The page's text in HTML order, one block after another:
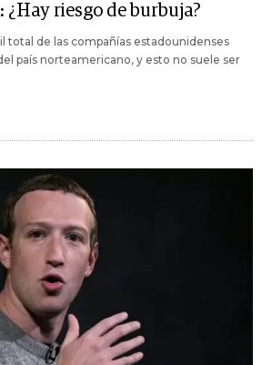
¿Hay riesgo de burbuja?
total de las compañías estadounidenses
país norteamericano, y esto no suele ser